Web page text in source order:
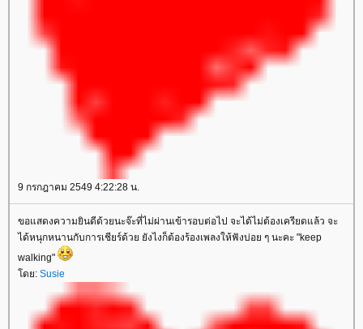
9 กรกฎาคม 2549 4:22:28 น.
ขอแสดงความยินดีด้วยนะจ๊ะที่ไม่ผ่านเข้ารอบต่อไป จะได้ไม่ต้องเครียดแล้ว จะ
ได้หนุกหนานกับการเชียร์ด้วย ยังไงก็ต้องร้องเพลงให้ฟังบ่อย ๆ นะคะ "keep
walking"
ดย: Susie